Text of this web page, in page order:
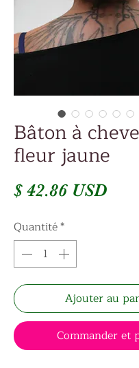
Bâton à
fleur jaune
$ 42.86 USDPrix
Quantité*
Ajouter au
Commander et